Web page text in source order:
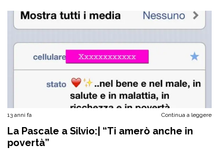
13 anni fa Continua a leggere
La Pascale a Silvio:| “Ti amerò anche in
povertà”